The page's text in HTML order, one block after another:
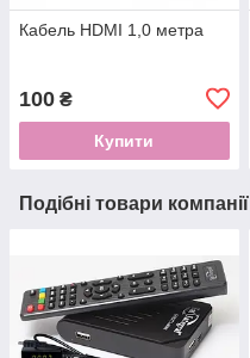
Кабель HDMI 1,0 метра
100 ₴
Купити
Подібні товари компанії